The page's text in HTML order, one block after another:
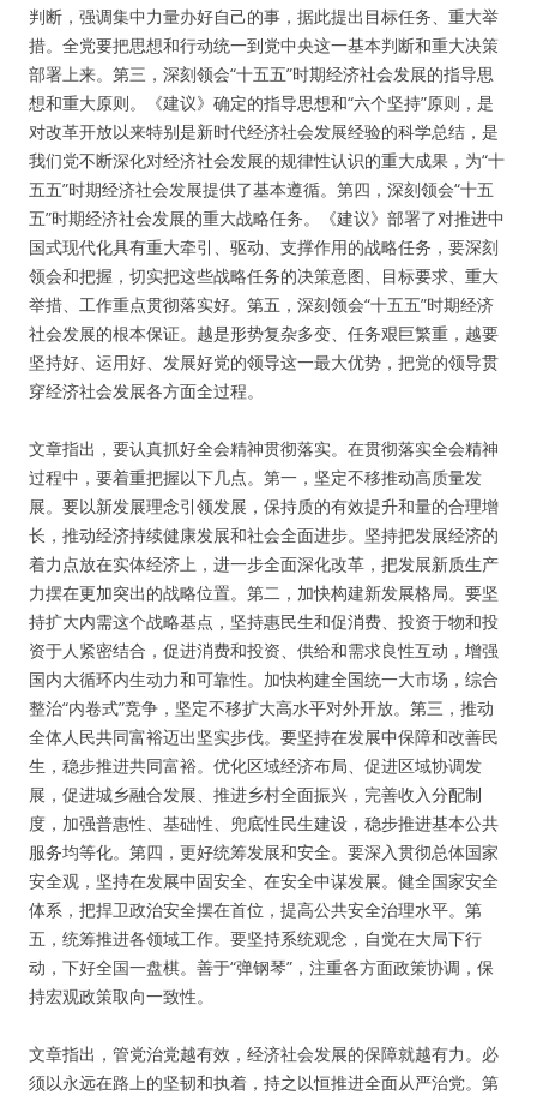
判断，强调集中力量办好自己的事，据此提出目标任务、重大举
措。全党要把思想和行动统一到党中央这一基本判断和重大决策
部署上来。第三，深刻领会“十五五”时期经济社会发展的指导思
想和重大原则。《建议》确定的指导思想和“六个坚持”原则，是
对改革开放以来特别是新时代经济社会发展经验的科学总结，是
我们党不断深化对经济社会发展的规律性认识的重大成果，为“十
五五”时期经济社会发展提供了基本遵循。第四，深刻领会“十五
五”时期经济社会发展的重大战略任务。《建议》部署了对推进中
国式现代化具有重大牵引、驱动、支撑作用的战略任务，要深刻
领会和把握，切实把这些战略任务的决策意图、目标要求、重大
举措、工作重点贯彻落实好。第五，深刻领会“十五五”时期经济
社会发展的根本保证。越是形势复杂多变、任务艰巨繁重，越要
坚持好、运用好、发展好党的领导这一最大优势，把党的领导贯
穿经济社会发展各方面全过程。
文章指出，要认真抓好全会精神贯彻落实。在贯彻落实全会精神
过程中，要着重把握以下几点。第一，坚定不移推动高质量发
展。要以新发展理念引领发展，保持质的有效提升和量的合理增
长，推动经济持续健康发展和社会全面进步。坚持把发展经济的
着力点放在实体经济上，进一步全面深化改革，把发展新质生产
力摆在更加突出的战略位置。第二，加快构建新发展格局。要坚
持扩大内需这个战略基点，坚持惠民生和促消费、投资于物和投
资于人紧密结合，促进消费和投资、供给和需求良性互动，增强
国内大循环内生动力和可靠性。加快构建全国统一大市场，综合
整治“内卷式”竞争，坚定不移扩大高水平对外开放。第三，推动
全体人民共同富裕迈出坚实步伐。要坚持在发展中保障和改善民
生，稳步推进共同富裕。优化区域经济布局、促进区域协调发
展，促进城乡融合发展、推进乡村全面振兴，完善收入分配制
度，加强普惠性、基础性、兜底性民生建设，稳步推进基本公共
服务均等化。第四，更好统筹发展和安全。要深入贯彻总体国家
安全观，坚持在发展中固安全、在安全中谋发展。健全国家安全
体系，把捍卫政治安全摆在首位，提高公共安全治理水平。第
五，统筹推进各领域工作。要坚持系统观念，自觉在大局下行
动，下好全国一盘棋。善于“弹钢琴”，注重各方面政策协调，保
持宏观政策取向一致性。
文章指出，管党治党越有效，经济社会发展的保障就越有力。必
须以永远在路上的坚韧和执着，持之以恒推进全面从严治党。第